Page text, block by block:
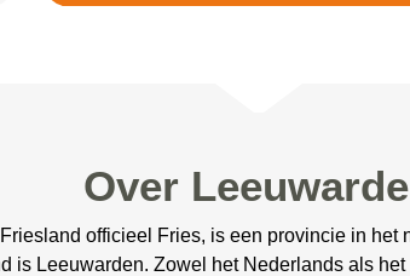
Over
officieel Fries, is een provincie in
is Leeuwarden. Zowel het Nederlands als